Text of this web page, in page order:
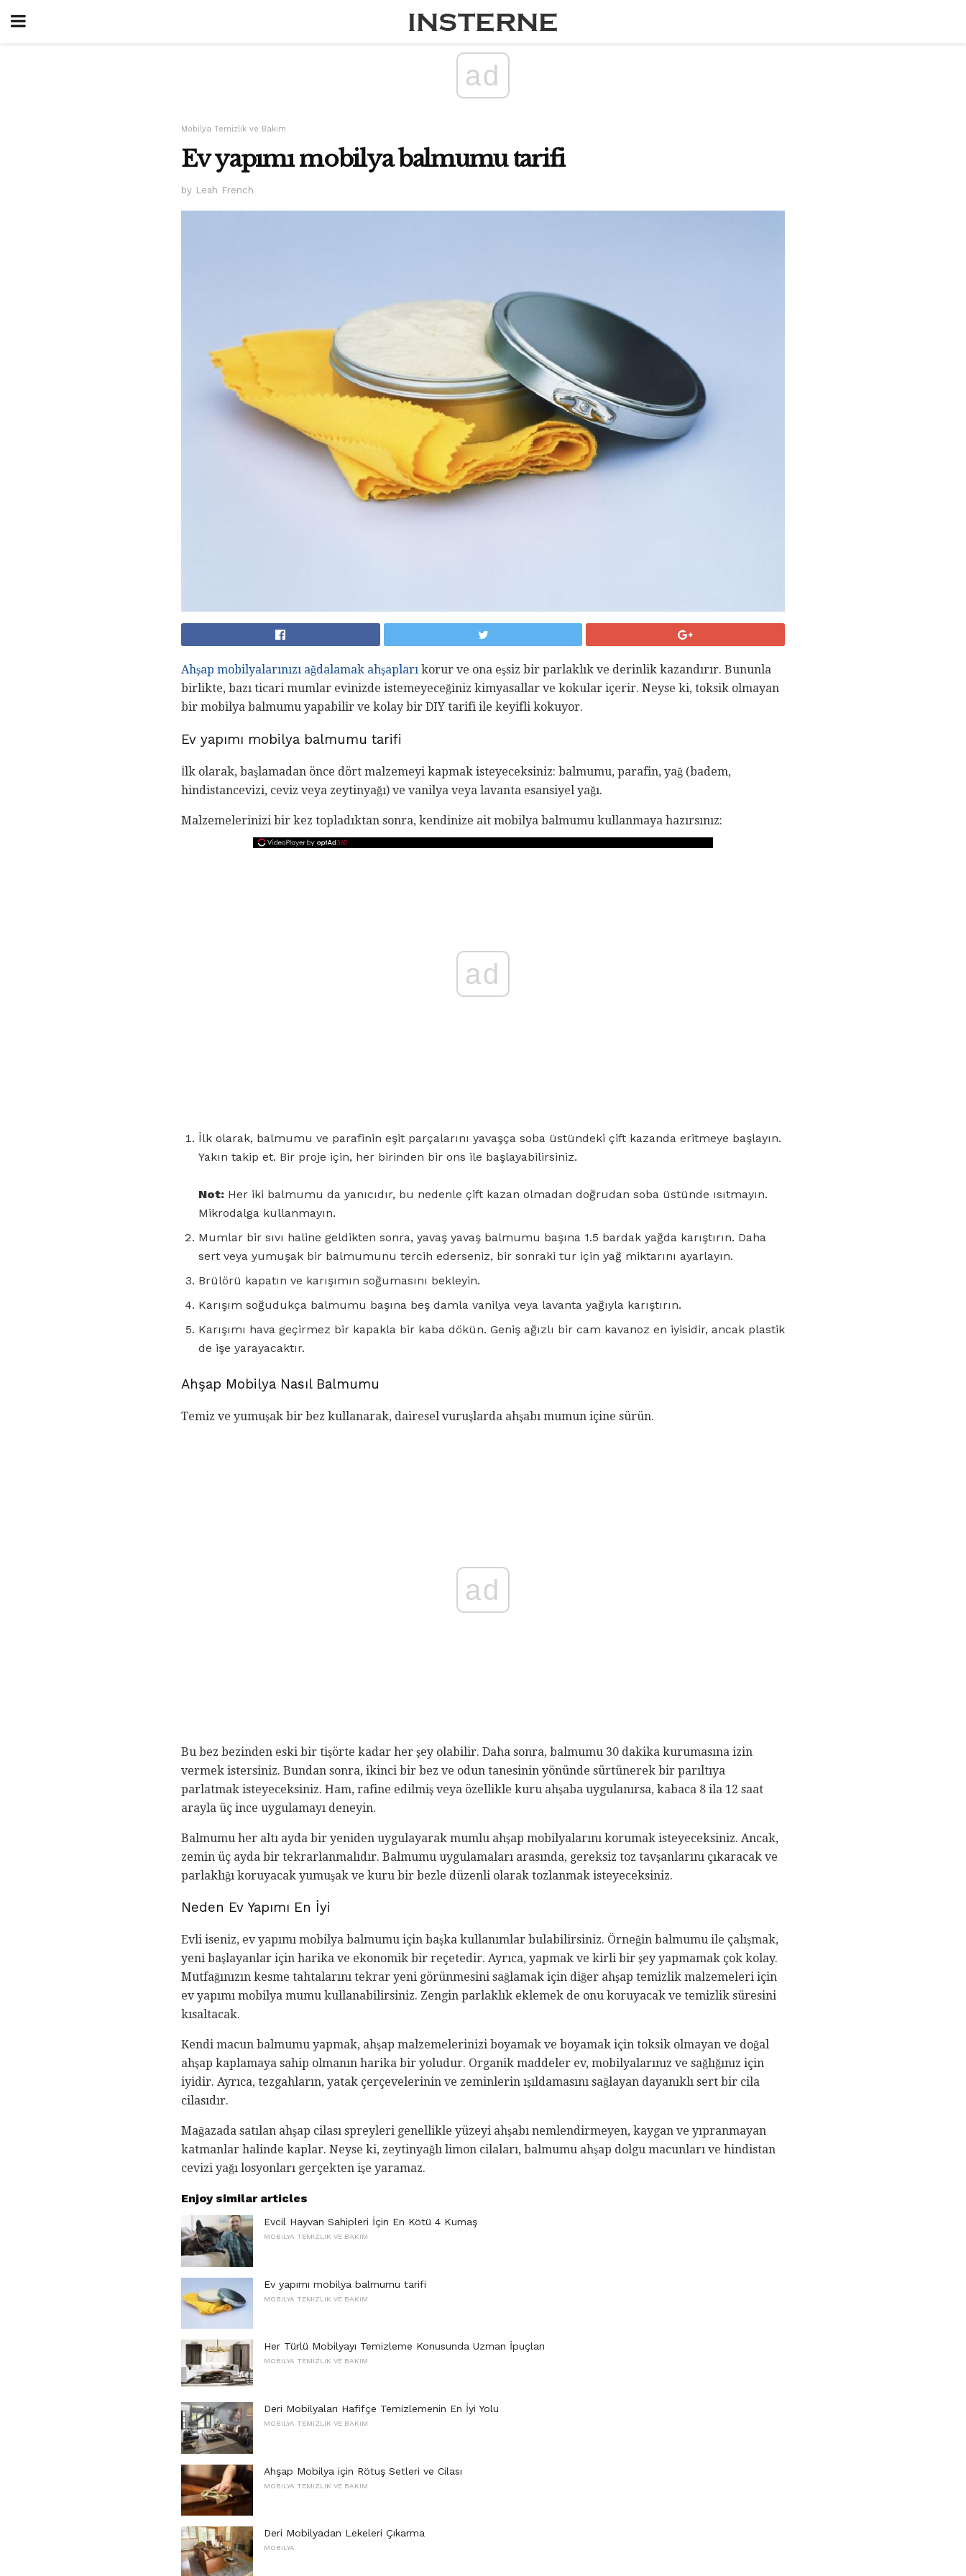
ad
Mobilya Temizlik ve Bakım
Ev yapımı mobilya balmumu tarifi
by Leah French
Ahşap mobilyalarınızı ağdalamak ahşapları korur ve ona eşsiz bir parlaklık ve derinlik kazandırır. Bununla
birlikte, bazı ticari mumlar evinizde istemeyeceğiniz kimyasallar ve kokular içerir. Neyse ki, toksik olmayan
bir mobilya balmumu yapabilir ve kolay bir DIY tarifi ile keyifli kokuyor.
Ev yapımı mobilya balmumu tarifi
İlk olarak, başlamadan önce dört malzemeyi kapmak isteyeceksiniz: balmumu, parafin, yağ (badem,
hindistancevizi, ceviz veya zeytinyağı) ve vanilya veya lavanta esansiyel yağı.
Malzemelerinizi bir kez topladıktan sonra, kendinize ait mobilya balmumu kullanmaya hazırsınız:
ad
İlk olarak, balmumu ve parafinin eşit parçalarını yavaşça soba üstündeki çift kazanda eritmeye başlayın.
Yakın takip et. Bir proje için, her birinden bir ons ile başlayabilirsiniz.
Not: Her iki balmumu da yanıcıdır, bu nedenle çift kazan olmadan doğrudan soba üstünde ısıtmayın.
Mikrodalga kullanmayın.
Mumlar bir sıvı haline geldikten sonra, yavaş yavaş balmumu başına 1.5 bardak yağda karıştırın. Daha
sert veya yumuşak bir balmumunu tercih ederseniz, bir sonraki tur için yağ miktarını ayarlayın.
Brülörü kapatın ve karışımın soğumasını bekleyin.
Karışım soğudukça balmumu başına beş damla vanilya veya lavanta yağıyla karıştırın.
Karışımı hava geçirmez bir kapakla bir kaba dökün. Geniş ağızlı bir cam kavanoz en iyisidir, ancak plastik
de işe yarayacaktır.
Ahşap Mobilya Nasıl Balmumu
Temiz ve yumuşak bir bez kullanarak, dairesel vuruşlarda ahşabı mumun içine sürün.
ad
Bu bez bezinden eski bir tişörte kadar her şey olabilir. Daha sonra, balmumu 30 dakika kurumasına izin
vermek istersiniz. Bundan sonra, ikinci bir bez ve odun tanesinin yönünde sürtünerek bir parıltıya
parlatmak isteyeceksiniz. Ham, rafine edilmiş veya özellikle kuru ahşaba uygulanırsa, kabaca 8 ila 12 saat
arayla üç ince uygulamayı deneyin.
Balmumu her altı ayda bir yeniden uygulayarak mumlu ahşap mobilyalarını korumak isteyeceksiniz. Ancak,
zemin üç ayda bir tekrarlanmalıdır. Balmumu uygulamaları arasında, gereksiz toz tavşanlarını çıkaracak ve
parlaklığı koruyacak yumuşak ve kuru bir bezle düzenli olarak tozlanmak isteyeceksiniz.
Neden Ev Yapımı En İyi
Evli iseniz, ev yapımı mobilya balmumu için başka kullanımlar bulabilirsiniz. Örneğin balmumu ile çalışmak,
yeni başlayanlar için harika ve ekonomik bir reçetedir. Ayrıca, yapmak ve kirli bir şey yapmamak çok kolay.
Mutfağınızın kesme tahtalarını tekrar yeni görünmesini sağlamak için diğer ahşap temizlik malzemeleri için
ev yapımı mobilya mumu kullanabilirsiniz. Zengin parlaklık eklemek de onu koruyacak ve temizlik süresini
kısaltacak.
Kendi macun balmumu yapmak, ahşap malzemelerinizi boyamak ve boyamak için toksik olmayan ve doğal
ahşap kaplamaya sahip olmanın harika bir yoludur. Organik maddeler ev, mobilyalarınız ve sağlığınız için
iyidir. Ayrıca, tezgahların, yatak çerçevelerinin ve zeminlerin ışıldamasını sağlayan dayanıklı sert bir cila
cilasıdır.
Mağazada satılan ahşap cilası spreyleri genellikle yüzeyi ahşabı nemlendirmeyen, kaygan ve yıpranmayan
katmanlar halinde kaplar. Neyse ki, zeytinyağlı limon cilaları, balmumu ahşap dolgu macunları ve hindistan
cevizi yağı losyonları gerçekten işe yaramaz.
Enjoy similar articles
Evcil Hayvan Sahipleri İçin En Kötü 4 Kumaş
MOBILYA TEMIZLIK VE BAKIM
Ev yapımı mobilya balmumu tarifi
MOBILYA TEMIZLIK VE BAKIM
Her Türlü Mobilyayı Temizleme Konusunda Uzman İpuçları
MOBILYA TEMIZLIK VE BAKIM
Deri Mobilyaları Hafifçe Temizlemenin En İyi Yolu
MOBILYA TEMIZLIK VE BAKIM
Ahşap Mobilya için Rötuş Setleri ve Cilası
MOBILYA TEMIZLIK VE BAKIM
Deri Mobilyadan Lekeleri Çıkarma
MOBILYA